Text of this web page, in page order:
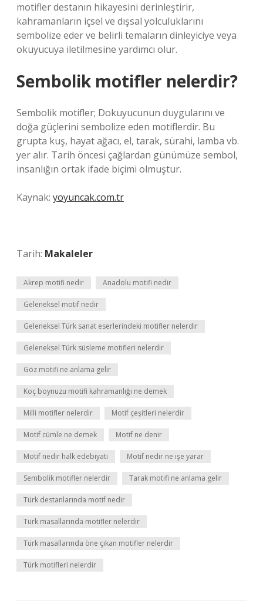
motifler destanın hikayesini derinleştirir,
kahramanların içsel ve dışsal yolculuklarını
sembolize eder ve belirli temaların dinleyiciye veya
okuyucuya iletilmesine yardımcı olur.
Sembolik motifler nelerdir?
Sembolik motifler; Dokuyucunun duygularını ve
doğa güçlerini sembolize eden motiflerdir. Bu
grupta kuş, hayat ağacı, el, tarak, sürahi, lamba vb.
yer alır. Tarih öncesi çağlardan günümüze sembol,
insanlığın ortak ifade biçimi olmuştur.
Kaynak: yoyuncak.com.tr
Tarih: Makaleler
Akrep motifi nedir Anadolu motifi nedir
Geleneksel motif nedir
Geleneksel Türk sanat eserlerindeki motifler nelerdir
Geleneksel Türk süsleme motifleri nelerdir
Göz motifi ne anlama gelir
Koç boynuzu motifi kahramanlığı ne demek
Milli motifler nelerdir Motif çeşitleri nelerdir
Motif cümle ne demek Motif ne denir
Motif nedir halk edebiyatı Motif nedir ne işe yarar
Sembolik motifler nelerdir Tarak motifi ne anlama gelir
Türk destanlarında motif nedir
Türk masallarında motifler nelerdir
Türk masallarında öne çıkan motifler nelerdir
Türk motifleri nelerdir